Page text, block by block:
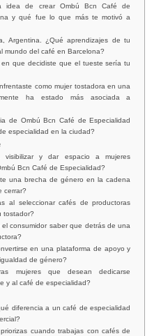
idea de crear Ombú Bcn Café de
y qué fue lo que más te motivó a
Argentina. ¿Qué aprendizajes de tu
mundo del café en Barcelona?
que decidiste que el tueste sería tu
como mujer tostadora en una
ha estado más asociada a
de Ombú Bcn Café de Especialidad
especialidad en la ciudad?
y dar espacio a mujeres
Bcn Café de Especialidad?
una brecha de género en la cadena
cerrar?
al seleccionar cafés de productoras
tostador?
consumidor saber que detrás de una
en una plataforma de apoyo y
de género?
mujeres que desean dedicarse
y al café de especialidad?
diferencia a un café de especialidad
cuando trabajas con cafés de